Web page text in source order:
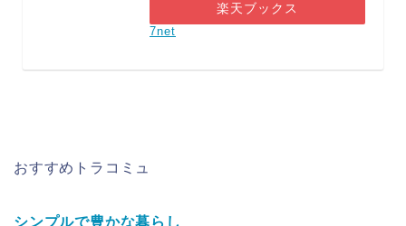
楽天ブックス
7net
おすすめトラコミュ
シンプルで豊かな暮らし